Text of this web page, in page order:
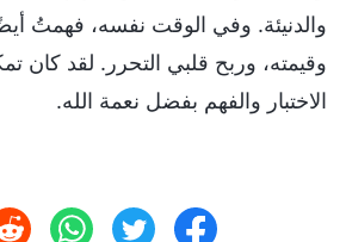
والدنيئة. وفي الوقت نفسه، فهمتُ
وقيمته، وربح قلبي التحرر. لقد
الاختبار والفهم بفضل نعمة الله.